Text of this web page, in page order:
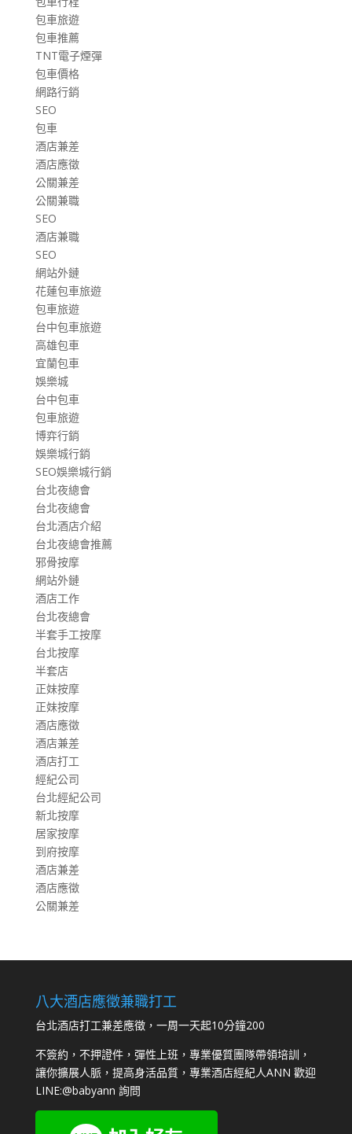
包車旅遊
包車推薦
TNT電子煙彈
包車價格
網路行銷
SEO
包車
酒店兼差
酒店應徵
公關兼差
公關兼職
SEO
酒店兼職
SEO
網站外鏈
花蓮包車旅遊
包車旅遊
台中包車旅遊
高雄包車
宜蘭包車
娛樂城
台中包車
包車旅遊
博弈行銷
娛樂城行銷
SEO娛樂城行銷
台北夜總會
台北夜總會
台北酒店介紹
台北夜總會推薦
邪骨按摩
網站外鏈
酒店工作
台北夜總會
半套手工按摩
台北按摩
半套店
正妹按摩
正妹按摩
酒店應徵
酒店兼差
酒店打工
經紀公司
台北經紀公司
新北按摩
居家按摩
到府按摩
酒店兼差
酒店應徵
公關兼差
八大酒店應徵兼職打工
台北酒店打工兼差應徵，一周一天起10分鐘200
不簽約，不押證件，彈性上班，專業優質團隊帶領培訓，
讓你擴展人脈，提高身活品質，專業酒店經紀人ANN 歡迎
LINE:@babyann 詢問